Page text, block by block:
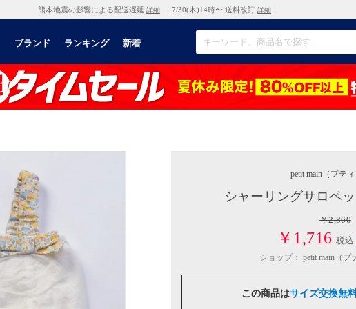
熊本地震の影響による配送遅延 詳細 ｜ 7/30(木)14時〜 送料改訂 詳細
ブランド ランキング 新着
petit main （プテ
シャーリングサロペ
￥2,860
￥1,716 税込
ショップ： petit main（プ
この商品はサイズ交換無